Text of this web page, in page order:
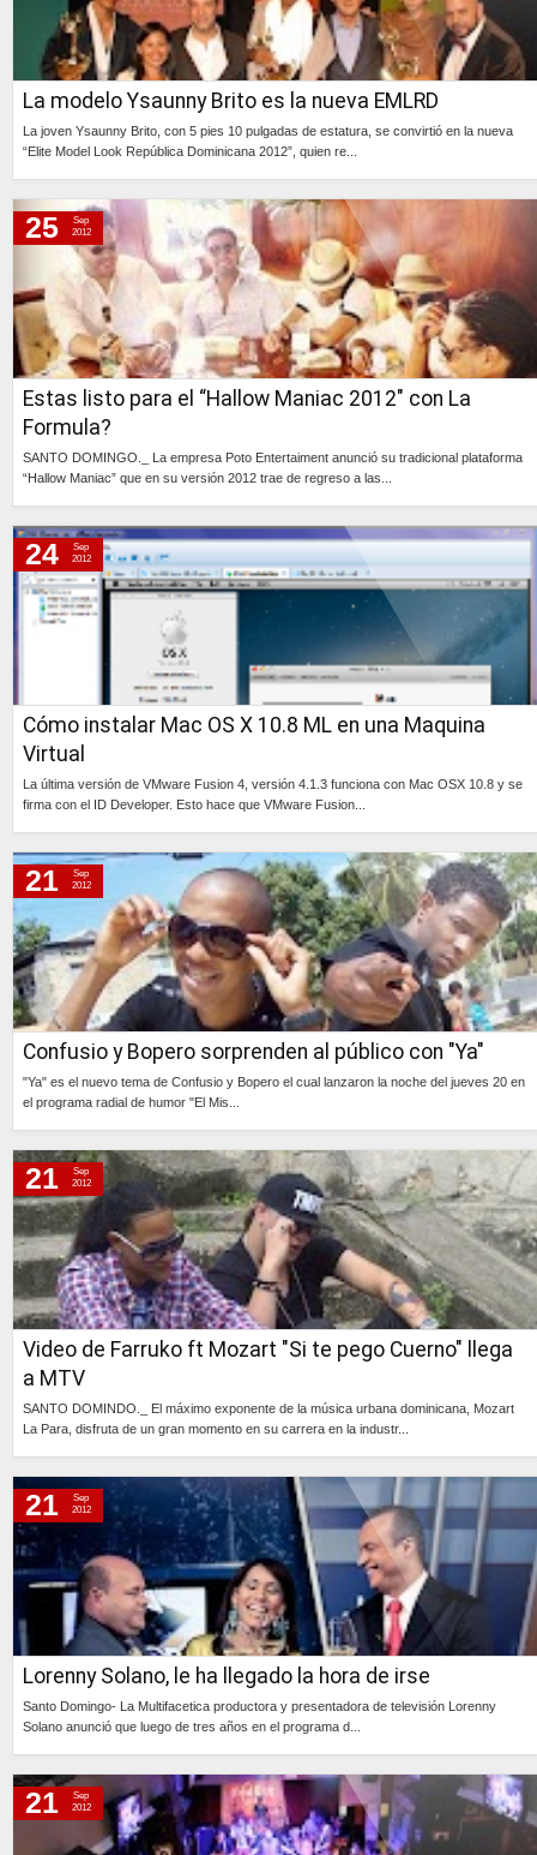
La modelo Ysaunny Brito es la nueva EMLRD
La joven Ysaunny Brito, con 5 pies 10 pulgadas de estatura, se convirtió en la nueva
“Elite Model Look República Dominicana 2012”, quien re...
Estas listo para el “Hallow Maniac 2012" con La
Formula?
SANTO DOMINGO._ La empresa Poto Entertaiment anunció su tradicional plataforma
“Hallow Maniac” que en su versión 2012 trae de regreso a las...
25
Sep
2012
Cómo instalar Mac OS X 10.8 ML en una Maquina
Virtual
La última versión de VMware Fusion 4, versión 4.1.3 funciona con Mac OSX 10.8 y se
firma con el ID Developer. Esto hace que VMware Fusion...
24
Sep
2012
Confusio y Bopero sorprenden al público con "Ya"
"Ya" es el nuevo tema de Confusio y Bopero el cual lanzaron la noche del jueves 20 en
el programa radial de humor "El Mis...
21
Sep
2012
Video de Farruko ft Mozart "Si te pego Cuerno" llega
a MTV
SANTO DOMINDO._ El máximo exponente de la música urbana dominicana, Mozart
La Para, disfruta de un gran momento en su carrera en la industr...
21
Sep
2012
Lorenny Solano, le ha llegado la hora de irse
Santo Domingo- La Multifacetica productora y presentadora de televisión Lorenny
Solano anunció que luego de tres años en el programa d...
21
Sep
2012
21
Sep
2012
lunes, 10 de septiembre de 2012
sábado, 8 de septiembre de 2012
viernes, 7 de septiembre de 2012